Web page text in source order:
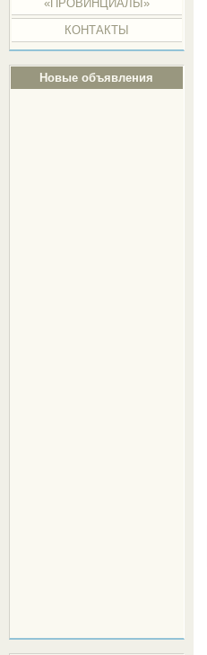
«ПРОВИНЦИАЛЫ»
КОНТАКТЫ
Новые объявления